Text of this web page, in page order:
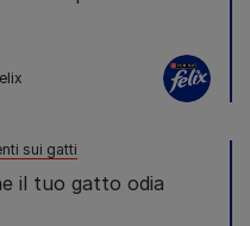
sui gatti
il tuo gatto odia